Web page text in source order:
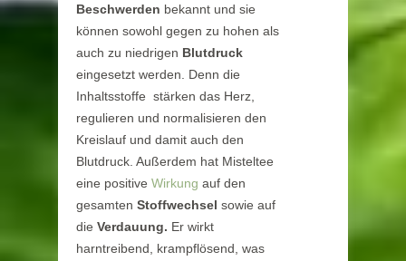
Beschwerden bekannt und sie
können sowohl gegen zu hohen als
auch zu niedrigen Blutdruck
eingesetzt werden. Denn die
Inhaltsstoffe stärken das Herz,
regulieren und normalisieren den
Kreislauf und damit auch den
Blutdruck. Außerdem hat Misteltee
eine positive Wirkung auf den
gesamten Stoffwechsel sowie auf
die Verdauung. Er wirkt
harntreibend, krampflösend, was